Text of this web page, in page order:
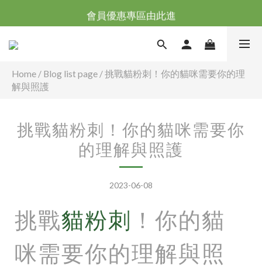
台灣滿NT$全館滿1200免運｜海外滿NT$3000免運
會員優惠專區由此進
台灣滿NT$全館滿1200免運｜海外滿NT$3000免運
Home / Blog list page /挑戰貓粉刺！你的貓咪需要你的理
解與照護
挑戰貓粉刺！你的貓咪需要你
的理解與照護
2023-06-08
挑戰貓粉刺 ！你的貓
咪需要你的理解與照